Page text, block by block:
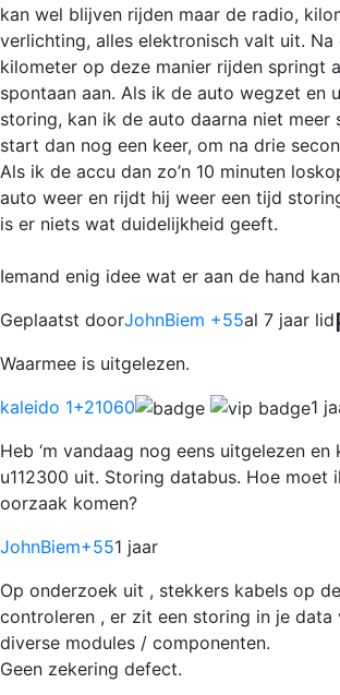
kan wel blijven rijden maar de radio,
verlichting, alles elektronisch valt uit. Na
kilometer op deze manier rijden springt
spontaan aan. Als ik de auto wegzet en
storing, kan ik de auto daarna niet meer
start dan nog een keer, om na drie
Als ik de accu dan zo’n 10 minuten
auto weer en rijdt hij weer een tijd
is er niets wat duidelijkheid geeft.
Iemand enig idee wat er aan de hand
Geplaatst doorJohnBiem +55al 7 jaar lid
Waarmee is uitgelezen.
kaleido 1+21060
1
Heb ‘m vandaag nog eens uitgelezen
u112300 uit. Storing databus. Hoe moet
oorzaak komen?
JohnBiem+551 jaar
Op onderzoek uit , stekkers kabels op
controleren , er zit een storing in je data
diverse modules / componenten.
Geen zekering defect.